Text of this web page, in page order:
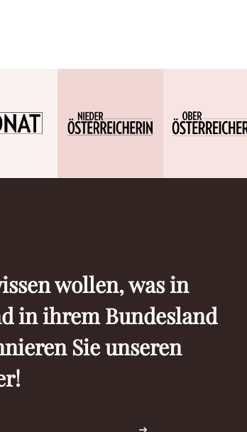
wollen, was in
in ihrem Bundesland
Sie unseren